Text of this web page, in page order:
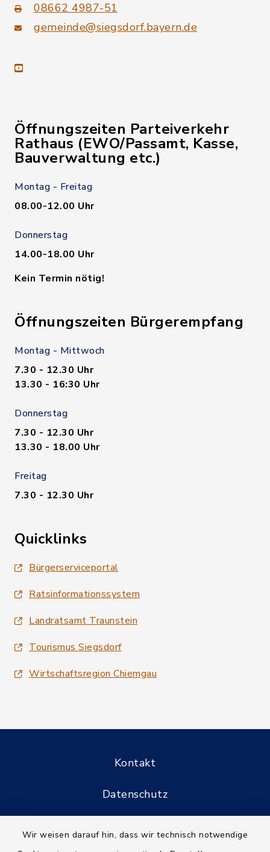
Wir weisen darauf hin, dass wir technisch notwendige
08662 4987-51
gemeinde@siegsdorf.bayern.de
youtube
Öffnungszeiten Parteiverkehr
Rathaus (EWO/Passamt, Kasse,
Bauverwaltung etc.)
Montag - Freitag
08.00-12.00 Uhr
Donnerstag
14.00-18.00 Uhr
Kein Termin nötig!
Öffnungszeiten Bürgerempfang
Montag - Mittwoch
7.30 - 12.30 Uhr
13.30 - 16:30 Uhr
Donnerstag
7.30 - 12.30 Uhr
13.30 - 18.00 Uhr
Freitag
7.30 - 12.30 Uhr
Quicklinks
Bürgerserviceportal
Ratsinformationssystem
Landratsamt Traunstein
Tourismus Siegsdorf
Wirtschaftsregion Chiemgau
Kontakt
Datenschutz